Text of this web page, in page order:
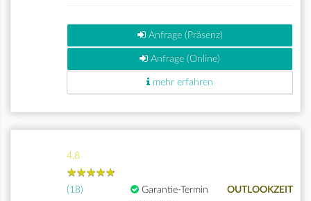
Anfrage (Präsenz)
Anfrage (Online)
mehr erfahren
4.8
★★★★★
★★★★★
(18)
Garantie-Termin
OUTLOOKZEIT